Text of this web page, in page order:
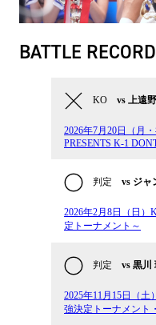
BATTLE RECORD
KO vs 上遠
2026年7月20日（月
PRESENTS K-1
判定 vs ジャ
2026年2月8日（日）
定トーナメント～
判定 vs 黒川
2025年11月15日（
強決定トーナメント